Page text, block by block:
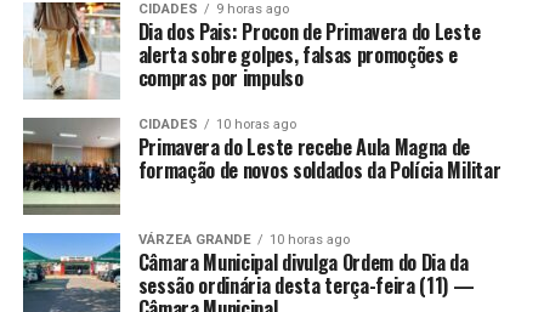
antecipado peloPoder360, há uma crescente irritação
dos congressistas com o governo em relação à demora,
apontada por eles, no empenho das emendas.
O ministro estuda agora3 alternativas para derrubar o
PDL(projeto de decreto legislativo) e manter a
proposta para aumentar a arrecadação. Uma delas é
levar o tema ao STF (Supremo Tribunal Federal).
Uma eventual vitória do Planalto no Supremo pode abrir
um conflito com o Legislativo. Apesar disso, o líder do
CIDADES 9 horas ago
Dia dos Pais: Procon de Primavera do Leste
alerta sobre golpes, falsas promoções e
compras por impulso
CIDADES 10 horas ago
Primavera do Leste recebe Aula Magna de
formação de novos soldados da Polícia Militar
VÁRZEA GRANDE 10 horas ago
Câmara Municipal divulga Ordem do Dia da
sessão ordinária desta terça-feira (11) —